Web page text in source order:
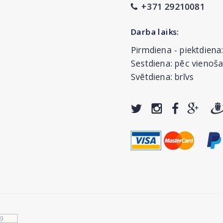
+371 29210081
Darba laiks:
Pirmdiena -
Sestdiena: pēc
Svētdiena: brīvs